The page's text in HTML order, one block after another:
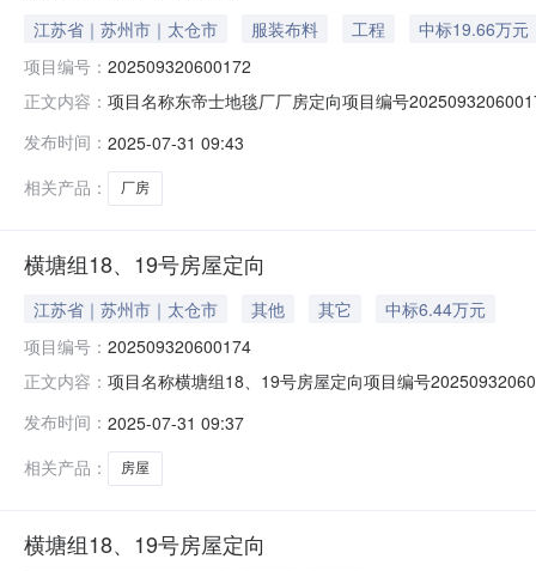
江苏省｜苏州市｜太仓市 服装布料 工程
中标19.66万元
项目编号： 202509320600172
正文内容： 项目名称东帝士地毯厂厂房定向项目编号
发布时间： 2025-07-31 09:43
相关产品：
厂房
横塘组18、19号房屋定向
江苏省｜苏州市｜太仓市 其他 其它
中标6.44万元
项目编号： 202509320600174
正文内容： 项目名称横塘组18、19号房屋定向项目编号
发布时间： 2025-07-31 09:37
相关产品：
房屋
横塘组18、19号房屋定向